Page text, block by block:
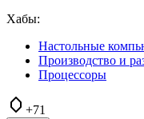
Хабы:
Настольные
Производство и
Процессоры
+71